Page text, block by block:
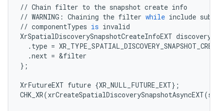
// Chain filter to the snapshot create info
// WARNING : Chaining the filter while include
// componentTypes is invalid
XrSpatialDiscoverySnapshotCreateInfoEXT
. type =
.next = &filter
};
XrFutureEXT future {XR_NULL_FUTURE_EXT};
CHK_XR(xrCreateSpatialDiscoverySnapshotAsyncEXT(